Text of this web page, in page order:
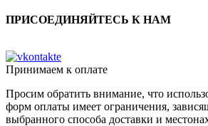
ПРИСОЕДИНЯЙТЕСЬ К НАМ
Принимаем к оплате
Просим обратить внимание, что
форм оплаты имеет ограничения,
выбранного способа доставки и